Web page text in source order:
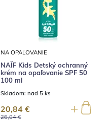
NA OPAĽOVANIE
NAÏF Kids Detský ochranný
krém na opaľovanie SPF 50
100 ml
Skladom: nad 5 ks
26,04 €
20,84 €